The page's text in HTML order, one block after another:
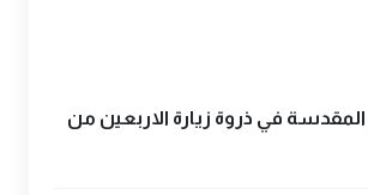
المقدسة في ذروة زيارة الاربعين من